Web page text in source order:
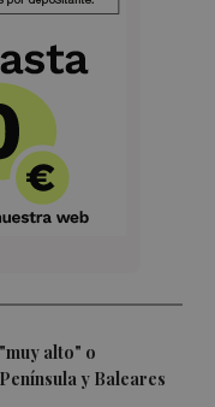
alto" o
y Baleares